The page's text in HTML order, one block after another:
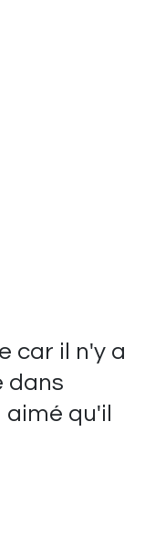
car il n'y a
dans
qu'il